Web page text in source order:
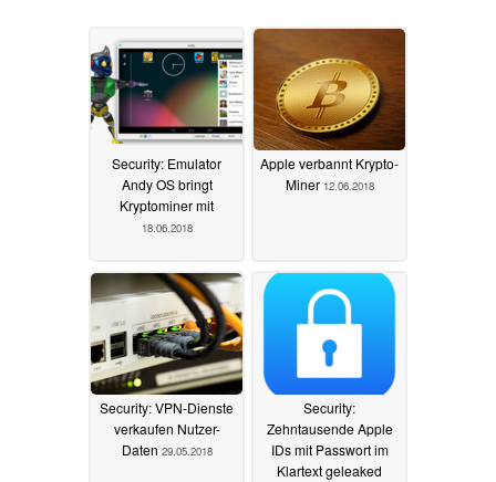
Security: Emulator
Andy OS bringt
Kryptominer mit
18.06.2018
Apple verbannt Krypto-
Miner 12.06.2018
Security: VPN-Dienste
verkaufen Nutzer-
Daten 29.05.2018
Security:
Zehntausende Apple
IDs mit Passwort im
Klartext geleaked